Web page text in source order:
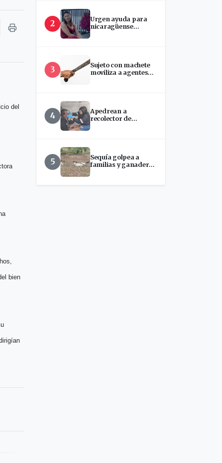
del
bien
2
Urgen ayuda para
nicaragüense
3
Sujeto con machete
moviliza a agentes
4
Apedrean a
recolector de
5
Sequía golpea a
familias y ganaderos